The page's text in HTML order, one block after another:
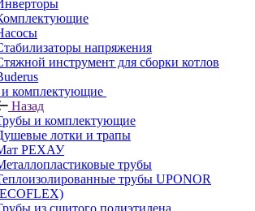
напряжения
инструмент для сборки котлов
комплектующие
Назад
и комплектующие
лотки и трапы
РЕХАУ
трубы
трубы UPONOR
из сшитого полиэтилена